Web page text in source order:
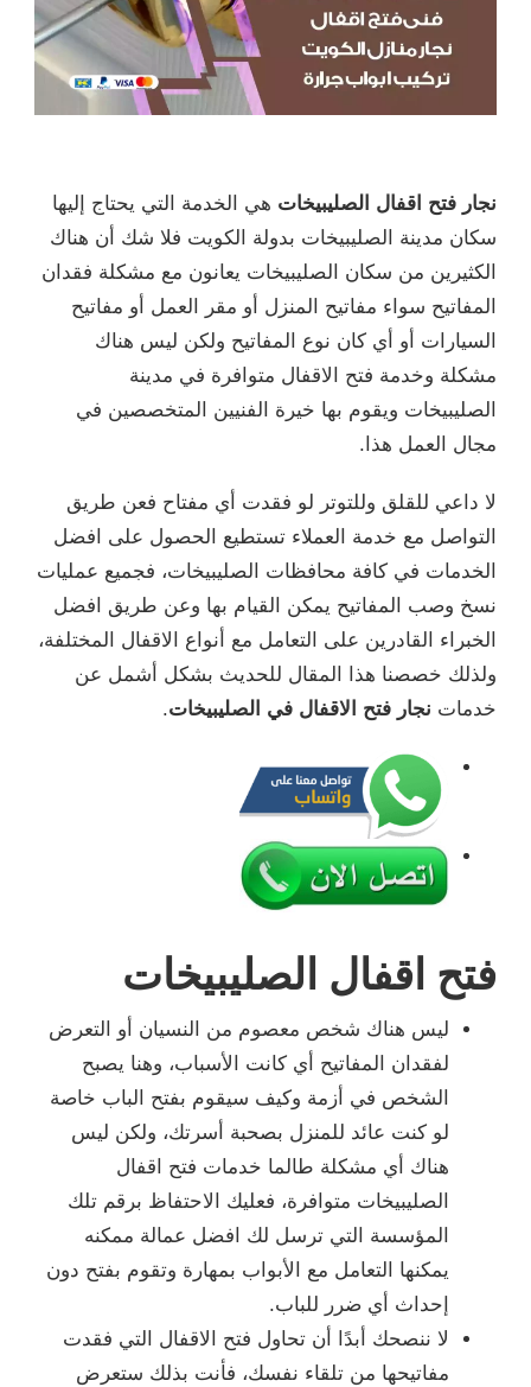
نجار فتح اقفال الصليبيخات هي الخدمة التي يحتاج إليها
سكان مدينة الصليبيخات بدولة الكويت فلا شك أن هناك
الكثيرين من سكان الصليبيخات يعانون مع مشكلة فقدان
المفاتيح سواء مفاتيح المنزل أو مقر العمل أو مفاتيح
السيارات أو أي كان نوع المفاتيح ولكن ليس هناك
مشكلة وخدمة فتح الاقفال متوافرة في مدينة
الصليبيخات ويقوم بها خيرة الفنيين المتخصصين في
مجال العمل هذا.
لا داعي للقلق وللتوتر لو فقدت أي مفتاح فعن طريق
التواصل مع خدمة العملاء تستطيع الحصول على افضل
الخدمات في كافة محافظات الصليبيخات، فجميع عمليات
نسخ وصب المفاتيح يمكن القيام بها وعن طريق افضل
الخبراء القادرين على التعامل مع أنواع الاقفال المختلفة،
ولذلك خصصنا هذا المقال للحديث بشكل أشمل عن
خدمات نجار فتح الاقفال في الصليبيخات.
فتح اقفال الصليبيخات
ليس هناك شخص معصوم من النسيان أو التعرض
لفقدان المفاتيح أي كانت الأسباب، وهنا يصبح
الشخص في أزمة وكيف سيقوم بفتح الباب خاصة
لو كنت عائد للمنزل بصحبة أسرتك، ولكن ليس
هناك أي مشكلة طالما خدمات فتح اقفال
الصليبيخات متوافرة، فعليك الاحتفاظ برقم تلك
المؤسسة التي ترسل لك افضل عمالة ممكنه
يمكنها التعامل مع الأبواب بمهارة وتقوم بفتح دون
إحداث أي ضرر للباب.
لا ننصحك أبدًا أن تحاول فتح الاقفال التي فقدت
مفاتيحها من تلقاء نفسك، فأنت بذلك ستعرض